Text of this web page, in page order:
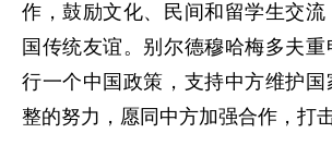
作，鼓励文化、民间和留学生交流
国传统友谊。别尔德穆哈梅多夫
行一个中国政策，支持中方维护
整的努力，愿同中方加强合作，打击